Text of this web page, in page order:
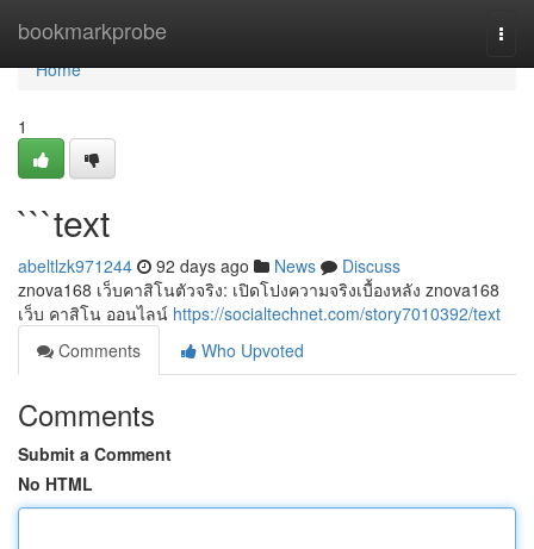
bookmarkprobe
Home
Home
1
```text
abeltlzk971244 92 days ago News
Discuss
znova168 เว็บคาสิโนตัวจริง: เปิดโปงความจริงเบื้องหลัง znova168
เว็บ คาสิโน ออนไลน์ https://socialtechnet.com/story7010392/text
Comments
Who Upvoted
Comments
Submit a Comment
No HTML